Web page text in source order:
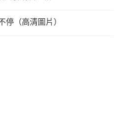
（高清圖片）